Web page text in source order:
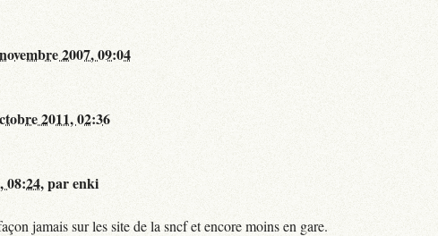
2007, 09:04
2011, 02:36
08:24,parenki
jamais sur les site de la sncf et encore moins en gare.